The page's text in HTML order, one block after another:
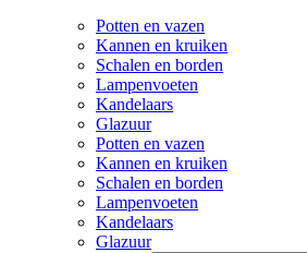
Potten en vazen
Kannen en kruiken
Schalen en borden
Lampenvoeten
Kandelaars
Glazuur
Potten en vazen
Kannen en kruiken
Schalen en borden
Lampenvoeten
Kandelaars
Glazuur